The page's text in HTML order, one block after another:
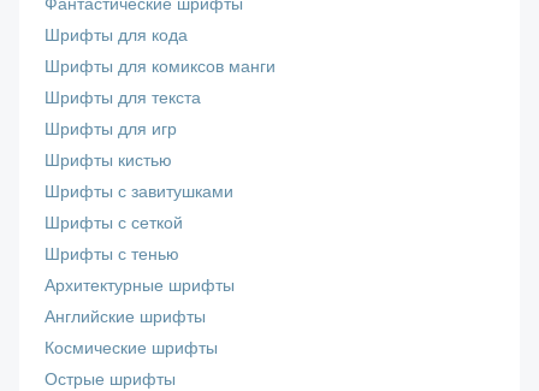
Фантастические шрифты
Шрифты для кода
Шрифты для комиксов манги
Шрифты для текста
Шрифты для игр
Шрифты кистью
Шрифты с завитушками
Шрифты с сеткой
Шрифты с тенью
Архитектурные шрифты
Английские шрифты
Космические шрифты
Острые шрифты